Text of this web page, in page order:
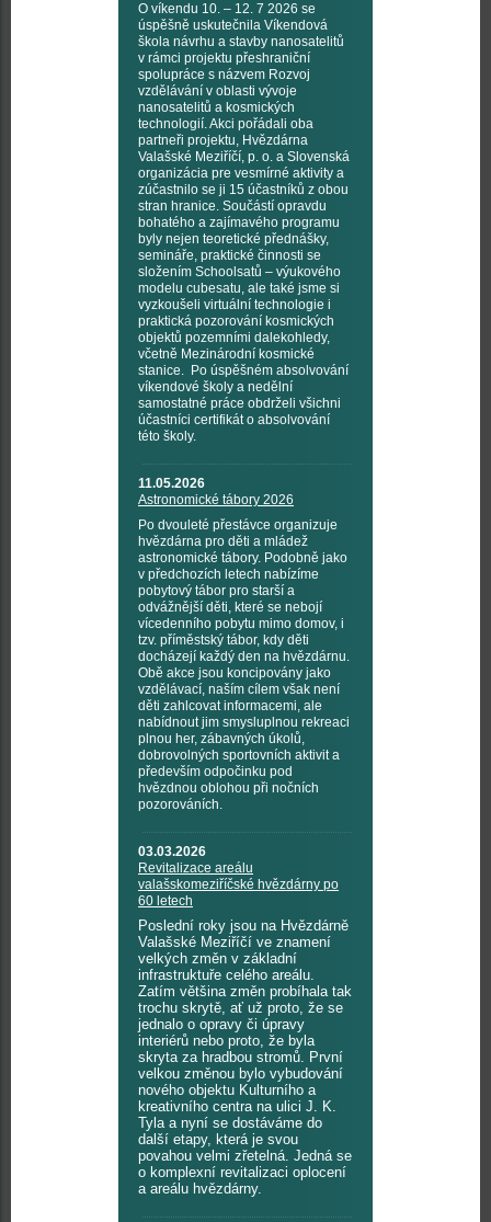
O víkendu 10. – 12. 7 2026 se
úspěšně uskutečnila Víkendová
škola návrhu a stavby nanosatelitů
v rámci projektu přeshraniční
spolupráce s názvem Rozvoj
vzdělávání v oblasti vývoje
nanosatelitů a kosmických
technologií. Akci pořádali oba
partneři projektu, Hvězdárna
Valašské Meziříčí, p. o. a Slovenská
organizácia pre vesmírné aktivity a
zúčastnilo se ji 15 účastníků z obou
stran hranice. Součástí opravdu
bohatého a zajímavého programu
byly nejen teoretické přednášky,
semináře, praktické činnosti se
složením Schoolsatů – výukového
modelu cubesatu, ale také jsme si
vyzkoušeli virtuální technologie i
praktická pozorování kosmických
objektů pozemními dalekohledy,
včetně Mezinárodní kosmické
stanice. Po úspěšném absolvování
víkendové školy a nedělní
samostatné práce obdrželi všichni
účastníci certifikát o absolvování
této školy.
11.05.2026
Astronomické tábory 2026
Po dvouleté přestávce organizuje
hvězdárna pro děti a mládež
astronomické tábory. Podobně jako
v předchozích letech nabízíme
pobytový tábor pro starší a
odvážnější děti, které se nebojí
vícedenního pobytu mimo domov, i
tzv. příměstský tábor, kdy děti
docházejí každý den na hvězdárnu.
Obě akce jsou koncipovány jako
vzdělávací, naším cílem však není
děti zahlcovat informacemi, ale
nabídnout jim smysluplnou rekreaci
plnou her, zábavných úkolů,
dobrovolných sportovních aktivit a
především odpočinku pod
hvězdnou oblohou při nočních
pozorováních.
03.03.2026
Revitalizace areálu
valašskomeziříčské hvězdárny po
60 letech
Poslední roky jsou na Hvězdárně
Valašské Meziříčí ve znamení
velkých změn v základní
infrastruktuře celého areálu.
Zatím většina změn probíhala tak
trochu skrytě, ať už proto, že se
jednalo o opravy či úpravy
interiérů nebo proto, že byla
skryta za hradbou stromů. První
velkou změnou bylo vybudování
nového objektu Kulturního a
kreativního centra na ulici J. K.
Tyla a nyní se dostáváme do
další etapy, která je svou
povahou velmi zřetelná. Jedná se
o komplexní revitalizaci oplocení
a areálu hvězdárny.